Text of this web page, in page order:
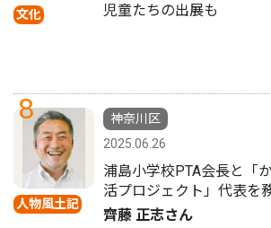
文化
児童たちの出展も
8
人物風土記
神奈川区
2025.06.26
浦島小学校PTA会長と「
活プロジェクト」代表を
齊藤 正志さん